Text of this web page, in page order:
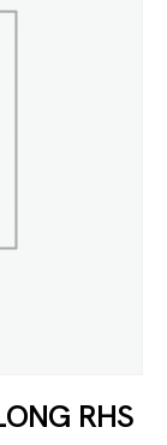
RHS